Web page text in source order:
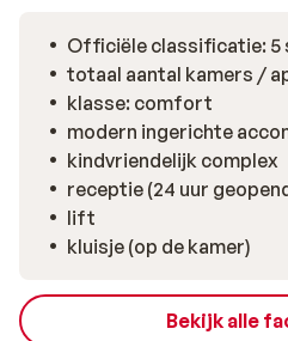
Officiële classificatie: 5
totaal aantal kamers /
klasse: comfort
modern ingerichte
kindvriendelijk complex
receptie (24 uur
lift
kluisje (op de kamer)
Bekijk alle